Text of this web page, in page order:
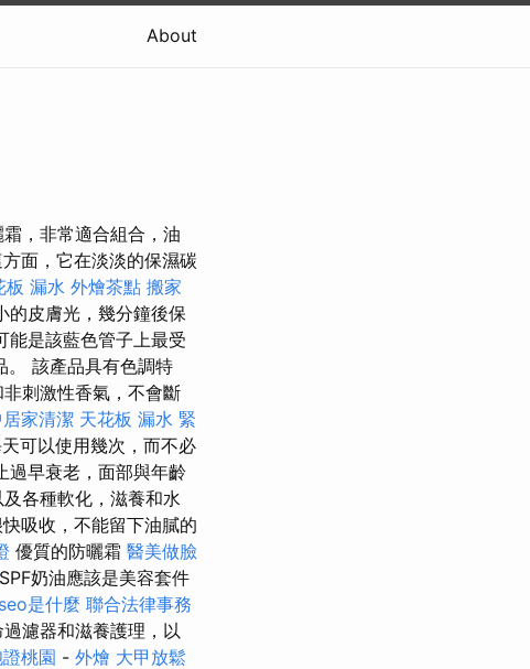
About
，非常適合組合，油
面，它在淡淡的保濕碳
板 漏水 外燴茶點 搬家
的皮膚光，幾分鐘後保
能是該藍色管子上最受
。 該產品具有色調特
刺激性香氣，不會斷
家清潔 天花板 漏水 緊
可以使用幾次，而不必
過早衰老，面部與年齡
各種軟化，滋養和水
吸收，不能留下油膩的
優質的防曬霜 醫美做臉
SPF奶油應該是美容套件
seo是什麼 聯合法律事務
濾器和滋養護理，以
桃園 - 外燴 大甲放鬆